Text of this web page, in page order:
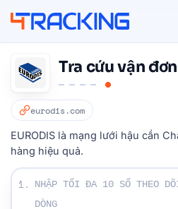
Tra cứu vận
eurodis.com
EURODIS là mạng lưới hậu cần
hàng hiệu quả.
Nhập số Theo dõi của bạn:
1.